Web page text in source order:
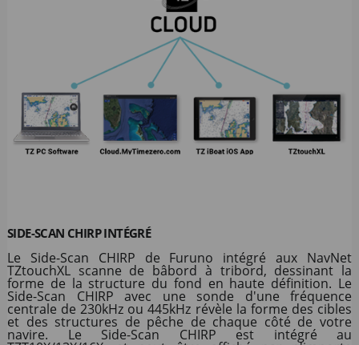
SIDE-SCAN CHIRP INTÉGRÉ
Le Side-Scan CHIRP de Furuno intégré aux NavNet
TZtouchXL scanne de bâbord à tribord, dessinant la
forme de la structure du fond en haute définition. Le
Side-Scan CHIRP avec une sonde d'une fréquence
centrale de 230kHz ou 445kHz révèle la forme des cibles
et des structures de pêche de chaque côté de votre
navire. Le Side-Scan CHIRP est intégré au